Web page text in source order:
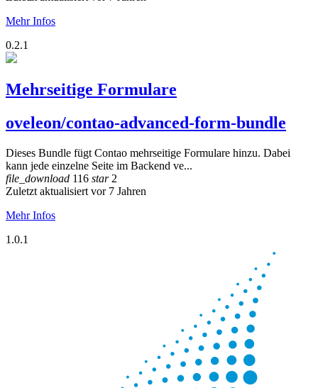
Mehr Infos
0.2.1
Mehrseitige Formulare
oveleon/contao-advanced-form-bundle
Dieses Bundle fügt Contao mehrseitige Formulare hinzu. Dabei
kann jede einzelne Seite im Backend ve...
file_download 116 star2
Zuletzt aktualisiert vor 7 Jahren
Mehr Infos
1.0.1